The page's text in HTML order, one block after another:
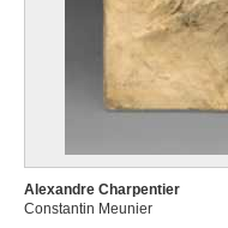
Alexandre Charpentier
Constantin Meunier